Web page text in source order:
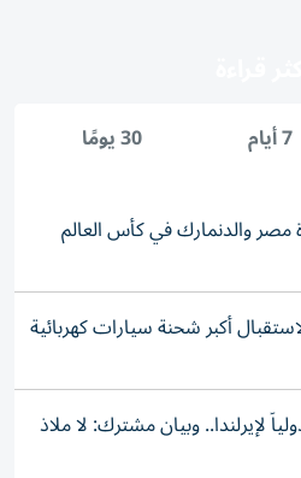
7 أيام 30 يومًا
والدنمارك في كأس العالم
أكبر شحنة سيارات كهربائية
لإيرلندا.. وبيان مشترك: لا ملاذ